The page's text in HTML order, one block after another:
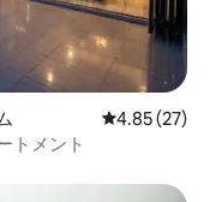
レビュー27
4.85 (27)
トメント